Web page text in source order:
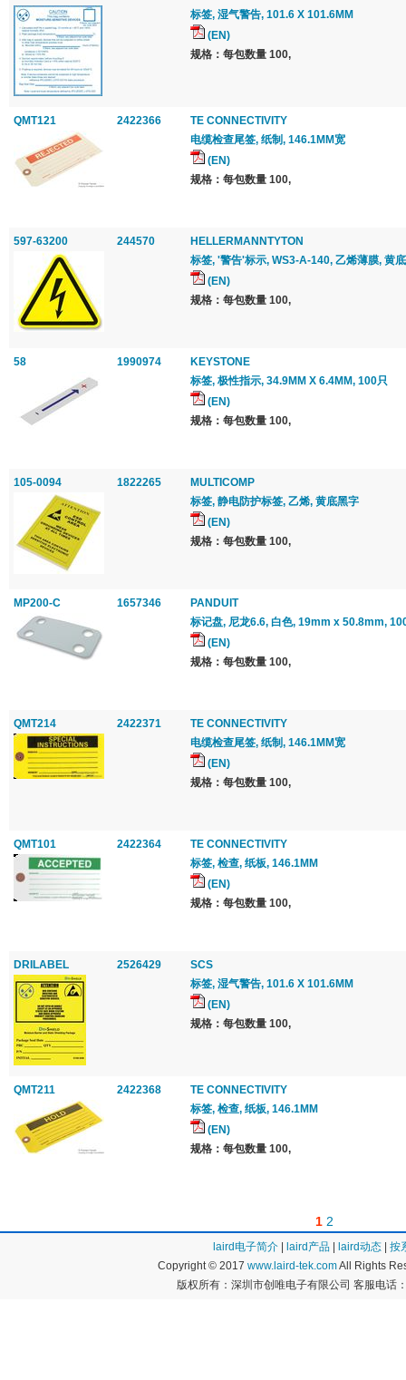
标签, 湿气警告, 101.6 X 101.6MM
(EN)
规格：每包数量 100,
QMT121 2422366
TE CONNECTIVITY
电缆检查尾签, 纸制, 146.1MM宽
(EN)
规格：每包数量 100,
597-63200 244570
HELLERMANNTYTON
标签, '警告'标示, WS3-A-140, 乙烯薄膜, 黄
(EN)
规格：每包数量 100,
58 1990974
KEYSTONE
标签, 极性指示, 34.9MM X 6.4MM, 100只
(EN)
规格：每包数量 100,
105-0094 1822265
MULTICOMP
标签, 静电防护标签, 乙烯, 黄底黑字
(EN)
规格：每包数量 100,
MP200-C 1657346
PANDUIT
标记盘, 尼龙6.6, 白色, 19mm x 50.8mm,
(EN)
规格：每包数量 100,
QMT214 2422371
TE CONNECTIVITY
电缆检查尾签, 纸制, 146.1MM宽
(EN)
规格：每包数量 100,
QMT101 2422364
TE CONNECTIVITY
标签, 检查, 纸板, 146.1MM
(EN)
规格：每包数量 100,
DRILABEL 2526429
SCS
标签, 湿气警告, 101.6 X 101.6MM
(EN)
规格：每包数量 100,
QMT211 2422368
TE CONNECTIVITY
标签, 检查, 纸板, 146.1MM
(EN)
规格：每包数量 100,
1 2
laird电子简介 laird产品 laird动态
按
Copyright © 2017 www.laird-tek.comAll Rights
版权所有：深圳市创唯电子有限公司 客服电话